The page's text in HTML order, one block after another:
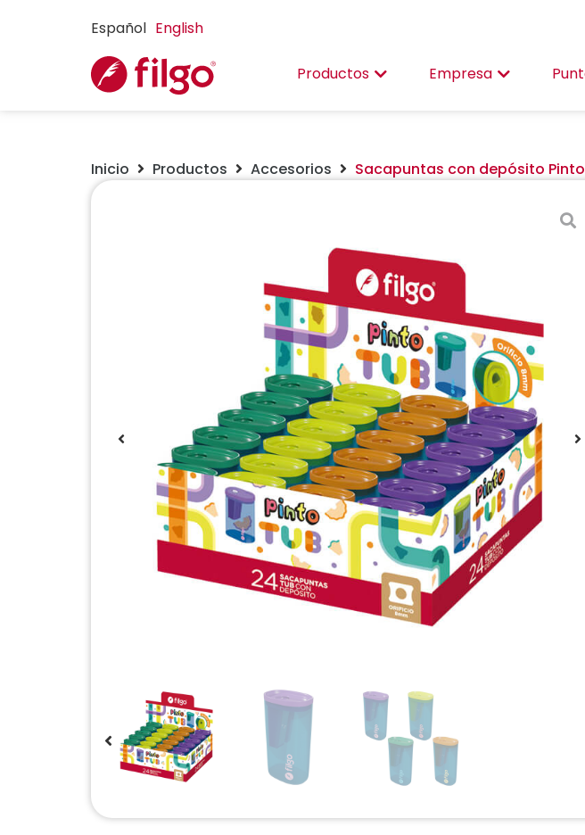
Español English
Productos Empresa
Inicio Productos Accesorios Sacapuntas con depósito